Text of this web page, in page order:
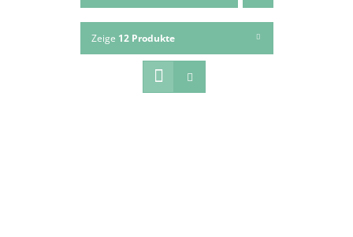
Zeige 12 Produkte